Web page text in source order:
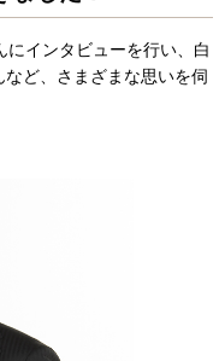
インタビューを行い、白
ど、さまざまな思いを伺